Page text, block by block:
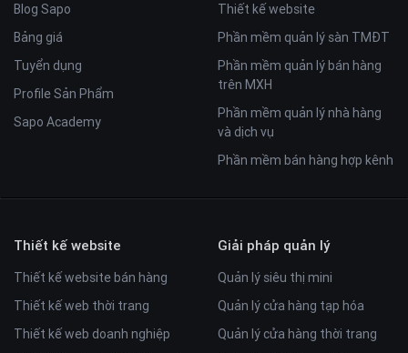
Blog Sapo
Bảng giá
Tuyển dụng
Profile Sản Phẩm
Sapo Academy
Thiết kế website
Phần mềm quản lý sàn TMĐT
Phần mềm quản lý bán hàng
trên MXH
Phần mềm quản lý nhà hàng
và dịch vụ
Phần mềm bán hàng hợp kênh
Thiết kế website
Thiết kế website bán hàng
Thiết kế web thời trang
Thiết kế web doanh nghiệp
Giải pháp quản lý
Quản lý siêu thị mini
Quản lý cửa hàng tạp hóa
Quản lý cửa hàng thời trang